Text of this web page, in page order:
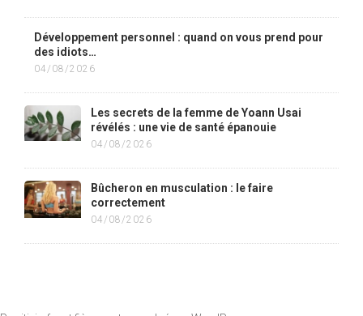
Développement personnel : quand on vous prend pour
des idiots…
04/08/2026
Les secrets de la femme de Yoann Usai
révélés : une vie de santé épanouie
04/08/2026
Bûcheron en musculation : le faire
correctement
04/08/2026